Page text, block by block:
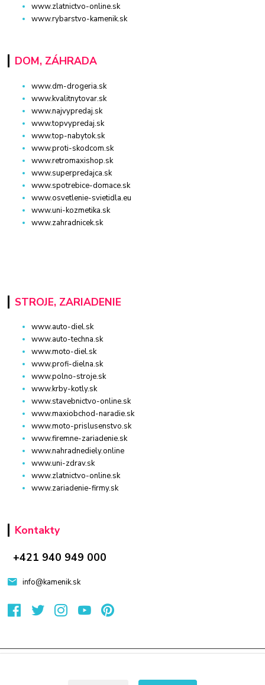
www.zlatnictvo-online.sk
www.rybarstvo-kamenik.sk
DOM, ZÁHRADA
www.dm-drogeria.sk
www.kvalitnytovar.sk
www.najvypredaj.sk
www.topvypredaj.sk
www.top-nabytok.sk
www.proti-skodcom.sk
www.retromaxishop.sk
www.superpredajca.sk
www.spotrebice-domace.sk
www.osvetlenie-svietidla.eu
www.uni-kozmetika.sk
www.zahradnicek.sk
STROJE, ZARIADENIE
www.auto-diel.sk
www.auto-techna.sk
www.moto-diel.sk
www.profi-dielna.sk
www.polno-stroje.sk
www.krby-kotly.sk
www.stavebnictvo-online.sk
www.maxiobchod-naradie.sk
www.moto-prislusenstvo.sk
www.firemne-zariadenie.sk
www.nahradnediely.online
www.uni-zdrav.sk
www.zlatnictvo-online.sk
www.zariadenie-firmy.sk
Kontakty
+421 940 949 000
info@kamenik.sk
Eshop-rychlo.sk